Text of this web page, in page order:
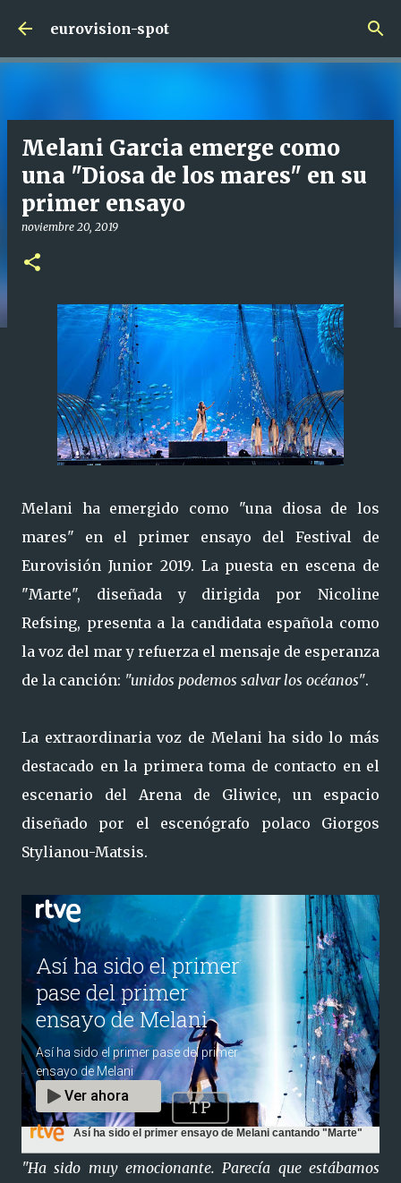
Ir al contenido principal
eurovision-spot
Melani Garcia emerge como
una "Diosa de los mares" en su
primer ensayo
noviembre 20, 2019
Melani ha emergido como "una diosa de los
mares" en el primer ensayo del Festival de
Eurovisión Junior 2019. La puesta en escena de
"Marte", diseñada y dirigida por Nicoline
Refsing, presenta a la candidata española como
la voz del mar y refuerza el mensaje de esperanza
de la canción: "unidos podemos salvar los océanos".
La extraordinaria voz de Melani ha sido lo más
destacado en la primera toma de contacto en el
escenario del Arena de Gliwice, un espacio
diseñado por el escenógrafo polaco Giorgos
Stylianou-Matsis.
Así ha sido el primer ensayo de Melani cantando "Marte"
"Ha sido muy emocionante. Parecía que estábamos